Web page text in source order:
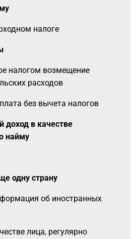
налоге
налогом возмещение
расходов
без вычета налогов
доход в качестве
найму
одну страну
об иностранных
лица, регулярно